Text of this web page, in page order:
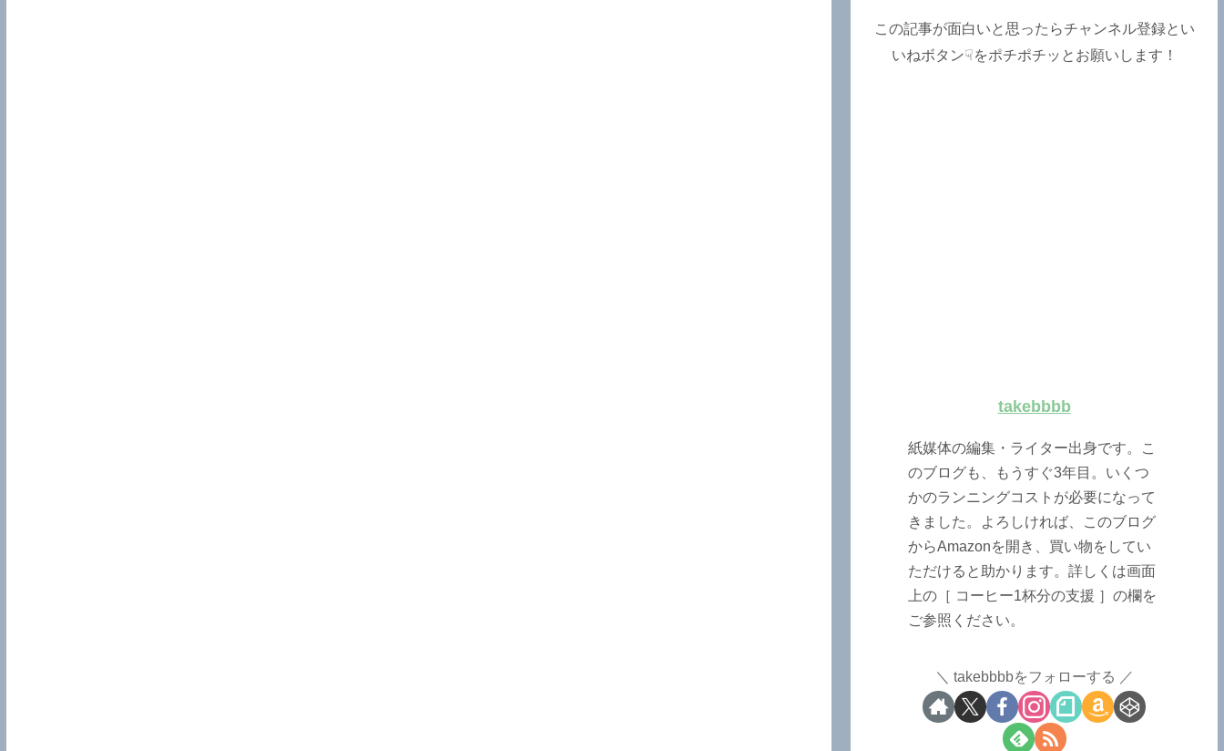
この記事が面白いと思ったらチャンネル登録とい
いねボタン☟をポチポチッとお願いします！
takebbbb
紙媒体の編集・ライター出身です。こ
のブログも、もうすぐ3年目。いくつ
かのランニングコストが必要になって
きました。よろしければ、このブログ
からAmazonを開き、買い物をしてい
ただけると助かります。詳しくは画面
上の［ コーヒー1杯分の支援 ］の欄を
ご参照ください。
takebbbbをフォローする